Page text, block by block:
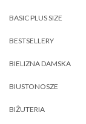
BASIC PLUS SIZE
BESTSELLERY
BIELIZNA DAMSKA
BIUSTONOSZE
BIŻUTERIA